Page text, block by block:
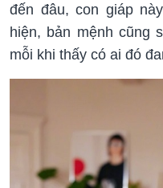
đến đâu, con giáp
hiện, bản mệnh cũng
mỗi khi thấy có ai đó